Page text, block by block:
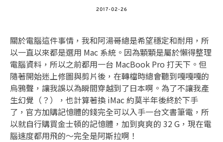
POSTED
2017-02-26
關於電腦這件事情，我和阿湯哥總是希望穩定和耐用，所
以一直以來都是選用 Mac 系統。因為顆顆是屬於懶得整理
電腦資料，所以之前都用一台 MacBook Pro 打天下。但
隨著開始迷上修圖與剪片後，在轉檔時總會聽到嘎嘎嘎的
烏鴉聲，讓我誤以為瞬間穿越到了日本啊。為了不讓我產
生幻覺（？），也計算著換 iMac 約莫半年後終於下手
了，官方加購記憶體的錢完全可以入手一台文書筆電，所
以就自行購買金士頓的記憶體，加到爽爽的 32 G，現在電
腦速度都用飛的～完全是阿斯拉啊！